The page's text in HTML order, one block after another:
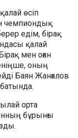
өсіп
чемпиондық
едім, бірақ
қалай
мен оған
оның
Баян Жанғалов
орта
бұрынғы